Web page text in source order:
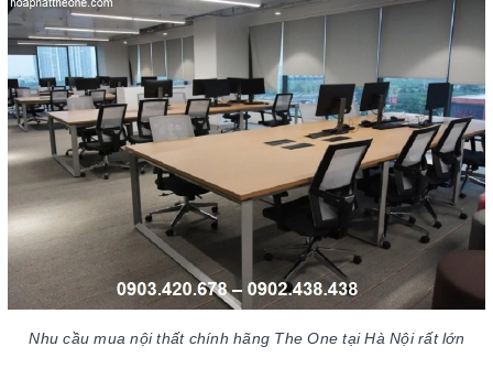
Nhu cầu mua nội thất chính hãng The One tại Hà Nội rất lớn